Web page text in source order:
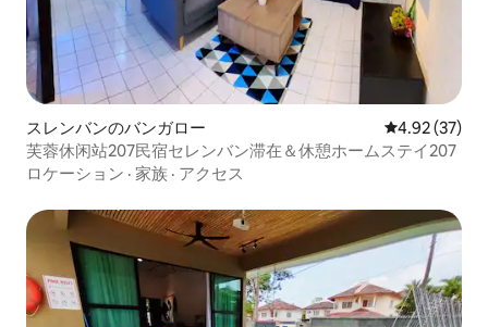
スレンバンのバンガロー レビュー37
4.92 (37)
芙蓉休闲站207民宿セレンバン滞在＆休憩ホームステイ207
ロケーション · 家族 · アクセス